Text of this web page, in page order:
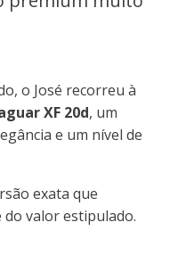
o José recorreu à
XF 20d, um
e um nível de
exata que
valor estipulado.